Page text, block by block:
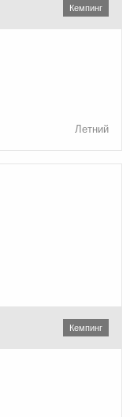
Кемпинг
Летний
Кемпинг